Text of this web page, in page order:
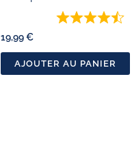
19,99€
AJOUTER AU PANIER